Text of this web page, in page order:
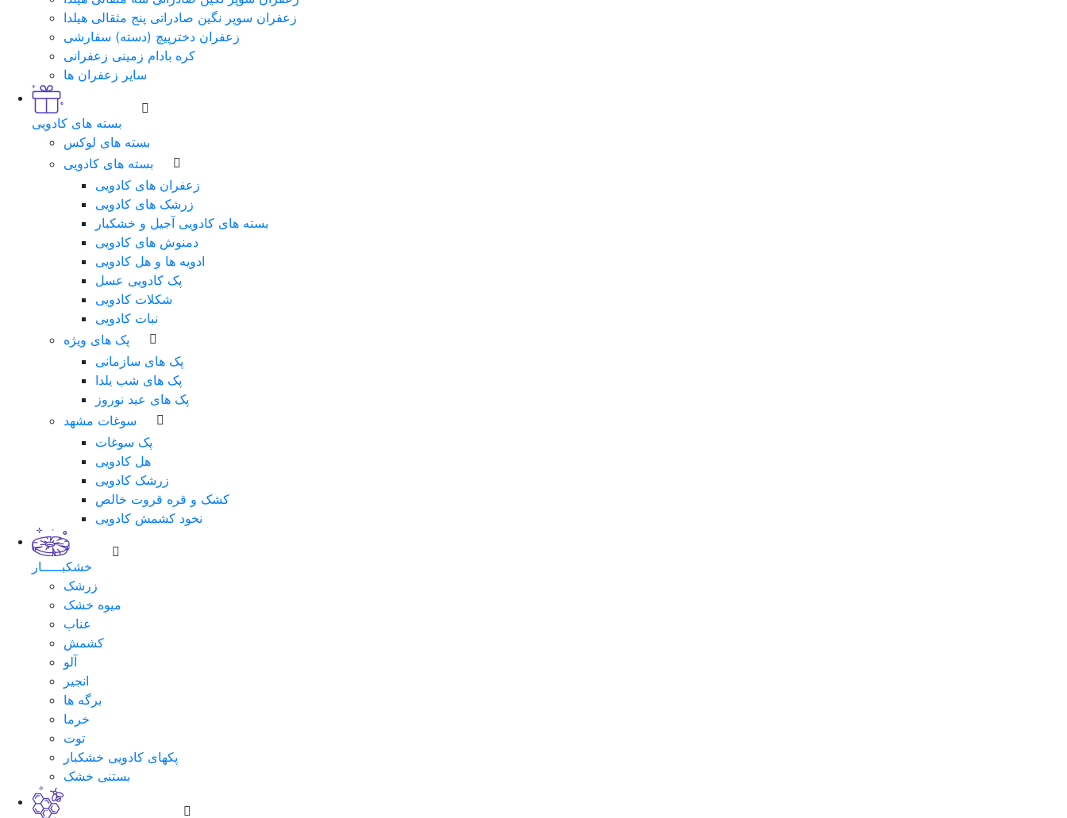
زعفران سوپر نگین صادراتی پنج مثقالی هیلدا
زعفران دخترپیچ (دسته) سفارشی
کره بادام زمینی زعفرانی
سایر زعفران ها
بسته های کادویی
بسته های لوکس
بسته های کادویی
زعفران های کادویی
زرشک های کادویی
بسته های کادویی آجیل و خشکبار
دمنوش های کادویی
ادویه ها و هل کادویی
پک کادویی عسل
شکلات کادویی
نبات کادویی
پک های ویژه
پک های سازمانی
پک های شب یلدا
پک های عید نوروز
سوغات مشهد
پک سوغات
هل کادویی
زرشک کادویی
کشک و قره قروت خالص
نخود کشمش کادویی
خشکبـــــار
زرشک
میوه خشک
عناب
کشمش
آلو
انجیر
برگه ها
خرما
توت
پکهای کادویی خشکبار
بستنی خشک